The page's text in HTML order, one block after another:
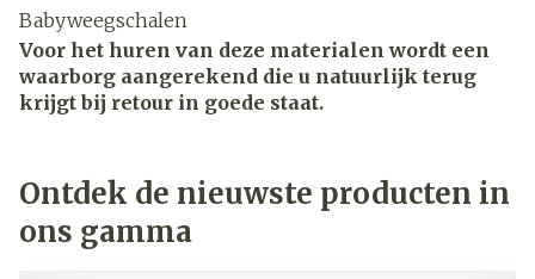
Babyweegschalen
Voor het huren van deze materialen wordt een
waarborg aangerekend die u natuurlijk terug
krijgt bij retour in goede staat.
Ontdek de nieuwste producten in
ons gamma